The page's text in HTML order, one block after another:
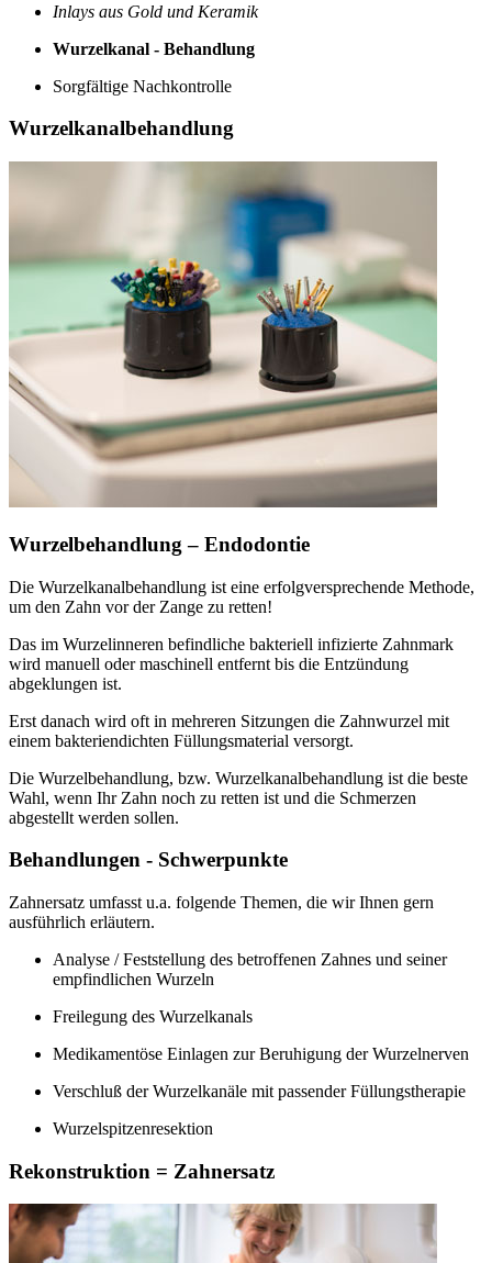
Inlays aus Gold und Keramik
Wurzelkanal - Behandlung
Sorgfältige Nachkontrolle
Wurzelkanalbehandlung
Wurzelbehandlung – Endodontie
Die Wurzelkanalbehandlung ist eine erfolgversprechende Methode,
um den Zahn vor der Zange zu retten!
Das im Wurzelinneren befindliche bakteriell infizierte Zahnmark
wird manuell oder maschinell entfernt bis die Entzündung
abgeklungen ist.
Erst danach wird oft in mehreren Sitzungen die Zahnwurzel mit
einem bakteriendichten Füllungsmaterial versorgt.
Die Wurzelbehandlung, bzw. Wurzelkanalbehandlung ist die beste
Wahl, wenn Ihr Zahn noch zu retten ist und die Schmerzen
abgestellt werden sollen.
Behandlungen - Schwerpunkte
Zahnersatz umfasst u.a. folgende Themen, die wir Ihnen gern
ausführlich erläutern.
Analyse / Feststellung des betroffenen Zahnes und seiner
empfindlichen Wurzeln
Freilegung des Wurzelkanals
Medikamentöse Einlagen zur Beruhigung der Wurzelnerven
Verschluß der Wurzelkanäle mit passender Füllungstherapie
Wurzelspitzenresektion
Rekonstruktion = Zahnersatz